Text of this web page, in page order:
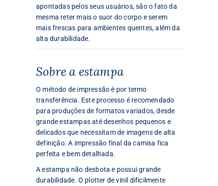
apontadas pelos seus usuários, são o fato da
mesma reter mais o suor do corpo e serem
mais frescas para ambientes quentes, além da
alta durabilidade.
Sobre a estampa
O método de impressão é por termo
transferência. Este processo é recomendado
para produções de formatos variados, desde
grande estampas até desenhos pequenos e
delicados que necessitam de imagens de alta
definição. A impressão final da camisa fica
perfeita e bem detalhada.
A estampa não desbota e possui grande
durabilidade. O plotter de vinil dificilmente